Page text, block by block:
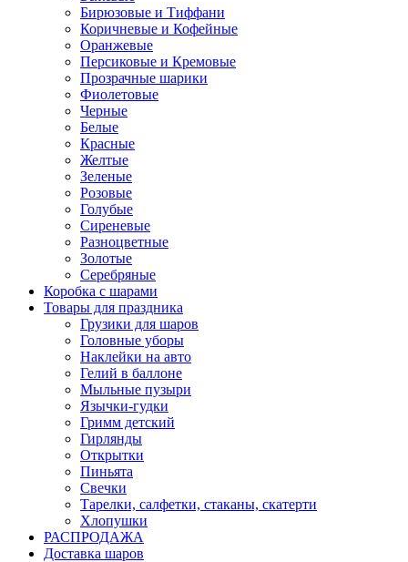
Бирюзовые и Тиффани
Коричневые и Кофейные
Оранжевые
Персиковые и Кремовые
Прозрачные шарики
Фиолетовые
Черные
Белые
Красные
Желтые
Зеленые
Розовые
Голубые
Сиреневые
Разноцветные
Золотые
Серебряные
Коробка с шарами
Товары для праздника
Грузики для шаров
Головные уборы
Наклейки на авто
Гелий в баллоне
Мыльные пузыри
Язычки-гудки
Гримм детский
Гирлянды
Открытки
Пиньята
Свечки
Тарелки, салфетки, стаканы, скатерти
Хлопушки
РАСПРОДАЖА
Доставка шаров